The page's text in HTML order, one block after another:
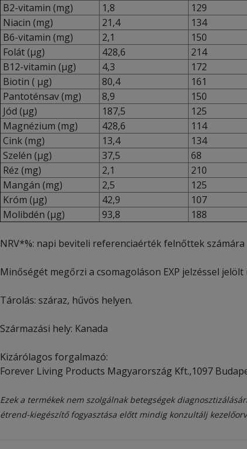
B2-vitamin (mg)
1,8
129
Niacin (mg)
21,4
134
B6-vitamin (mg)
2,1
150
Folát (µg)
428,6
214
B12-vitamin (µg)
4,3
172
Biotin ( µg)
80,4
161
Pantoténsav (mg)
8,9
150
Jód (µg)
187,5
125
Magnézium (mg)
428,6
114
Cink (mg)
13,4
134
Szelén (µg)
37,5
68
Réz (mg)
2,1
210
Mangán (mg)
2,5
125
Króm (µg)
42,9
107
Molibdén (µg)
93,8 188
NRV*%: napi beviteli referenciaérték felnőttek számára
Minőségét megőrzi a csomagoláson EXP jelzéssel jelölt
Tárolás: száraz, hűvös helyen.
Származási hely: Kanada
Kizárólagos forgalmazó:
Forever Living Products Magyarország Kft.,1097
Ezek a termékek nem szolgálnak betegségek
étrend-kiegészítő fogyasztása előtt mindig konzultálj